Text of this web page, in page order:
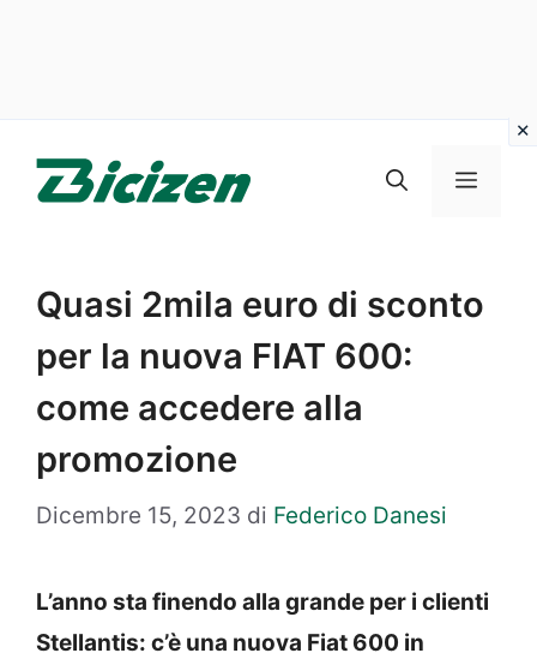
Menu
Quasi 2mila euro di sconto
per la nuova FIAT 600:
come accedere alla
promozione
Dicembre 15, 2023 di Federico Danesi
L’anno sta finendo alla grande per i clienti
Stellantis: c’è una nuova Fiat 600 in